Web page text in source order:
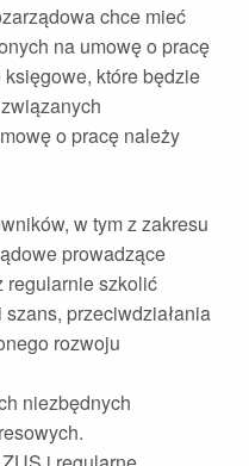
chce mieć
na umowę o pracę
które będzie
o pracę należy
w tym z zakresu
prowadzące
regularnie szkolić
przeciwdziałania
rozwoju
niezbędnych